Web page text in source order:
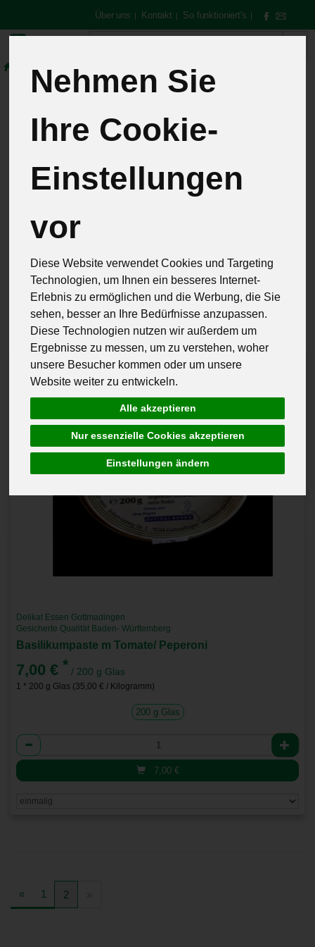
Nehmen Sie
Ihre Cookie-
Einstellungen
vor
Diese Website verwendet Cookies und Targeting
Technologien, um Ihnen ein besseres Internet-
Erlebnis zu ermöglichen und die Werbung, die Sie
sehen, besser an Ihre Bedürfnisse anzupassen.
Diese Technologien nutzen wir außerdem um
Ergebnisse zu messen, um zu verstehen, woher
unsere Besucher kommen oder um unsere
Website weiter zu entwickeln.
Alle akzeptieren
Nur essenzielle Cookies akzeptieren
Einstellungen ändern
Über uns | Kontakt | So funktioniert's |
Produkt
Speisekammer
Pesto &
Aufstriche 13 von 259
Hersteller Allergene
Delikat Essen Gottmadingen
Gesicherte Qualität Baden- Württemberg
Basilikumpaste m Tomate/ Peperoni
7,00 € * / 200 g Glas
1 * 200 g Glas (35,00 € / Kilogramm)
200 g Glas
Anzahl
7,00 €
« 1 2